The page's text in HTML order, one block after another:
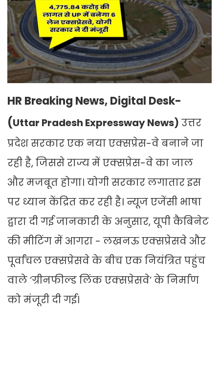
HR Breaking News, Digital Desk-
(Uttar Pradesh Expressway News) उत्तर
प्रदेश सरकार एक नया एक्सप्रेस-वे बनाने जा
रही है, जिससे राज्य में एक्सप्रेस-वे का जाल
और मजबूत होगा। योगी सरकार लगातार इस
पर ध्यान केंद्रित कर रही है। न्यूज एजेंसी भाषा
द्वारा दी गई जानकारी के अनुसार, यूपी कैबिनेट
की मीटिंग में आगरा - लखनऊ एक्सप्रेसवे और
पूर्वांचल एक्सप्रेसवे के बीच एक नियंत्रित पहुंच
वाले ‘ग्रीनफील्ड लिंक एक्सप्रेसवे’ के निर्माण
को मंजूरी दी गई।